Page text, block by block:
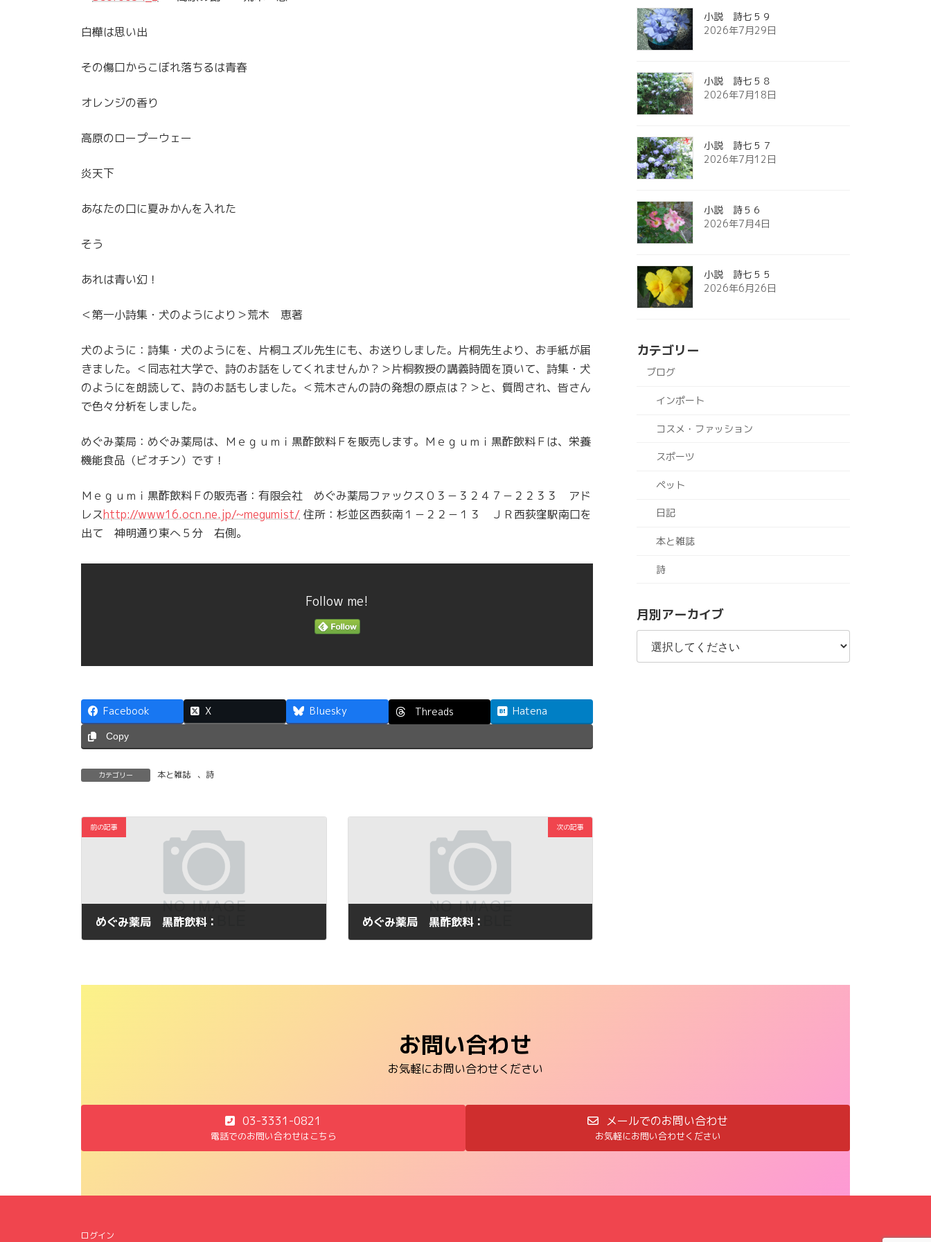
白樺は思い出
その傷口からこぼれ落ちるは青春
オレンジの香り
高原のロープーウェー
炎天下
あなたの口に夏みかんを入れた
そう
あれは青い幻！
＜第一小詩集・犬のようにより＞荒木 恵著
犬のように：詩集・犬のようにを、片桐ユズル先生にも、お送りしました。片桐先生より、お手紙が届
きました。＜同志社大学で、詩のお話をしてくれませんか？＞片桐教授の講義時間を頂いて、詩集・犬
のようにを朗読して、詩のお話もしました。＜荒木さんの詩の発想の原点は？＞と、質問され、皆さん
で色々分析をしました。
めぐみ薬局：めぐみ薬局は、Ｍｅｇｕｍｉ黒酢飲料Ｆを販売します。Ｍｅｇｕｍｉ黒酢飲料Ｆは、栄養
機能食品（ビオチン）です！
Ｍｅｇｕｍｉ黒酢飲料Ｆの販売者：有限会社 めぐみ薬局ファックス０３－３２４７－２２３３ アド
レスhttp://www16.ocn.ne.jp/~megumist/ 住所：杉並区西荻南１－２２－１３ ＪＲ西荻窪駅南口を
出て 神明通り東へ５分 右側。
Follow me!
Facebook X Bluesky Threads Hatena
Copy
カテゴリー 本と雑誌 、 詩
前の記事
めぐみ薬局 黒酢飲料：
次の記事
めぐみ薬局 黒酢飲料：
小説 詩七５９
2026年7月29日
小説 詩七５８
2026年7月18日
小説 詩七５７
2026年7月12日
小説 詩５６
2026年7月4日
小説 詩七５５
2026年6月26日
カテゴリー
ブログ
インポート
コスメ・ファッション
スポーツ
ペット
日記
本と雑誌
詩
月別アーカイブ
お問い合わせ
お気軽にお問い合わせください
03-3331-0821
電話でのお問い合わせはこちら
メールでのお問い合わせ
お気軽にお問い合わせください
ログイン